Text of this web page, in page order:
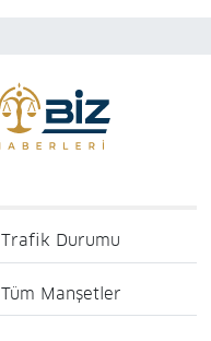
Trafik Durumu
Tüm Manşetler